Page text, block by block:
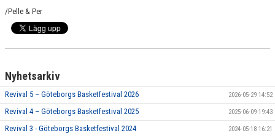
/Pelle & Per
Nyhetsarkiv
Revival 5 – Göteborgs Basketfestival 2026 2026-05-29 14:52
Revival 4 – Göteborgs Basketfestival 2025 2025-06-09 19:43
Revival 3 - Göteborgs Basketfestival 2024 2024-05-18 16:21